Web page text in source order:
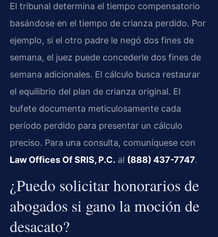
El tribunal determina el tiempo compensatorio
basándose en el tiempo de crianza perdido. Por
ejemplo, si el otro padre le negó dos fines de
semana, el juez puede concederle dos fines de
semana adicionales. El cálculo busca restaurar
el equilibrio del plan de crianza original. El
bufete documenta meticulosamente cada
período perdido para presentar un cálculo
preciso. Para una consulta, comuníquese con
Law Offices Of SRIS, P.C. al (888) 437-7747.
¿Puedo solicitar honorarios de
abogados si gano la moción de
desacato?